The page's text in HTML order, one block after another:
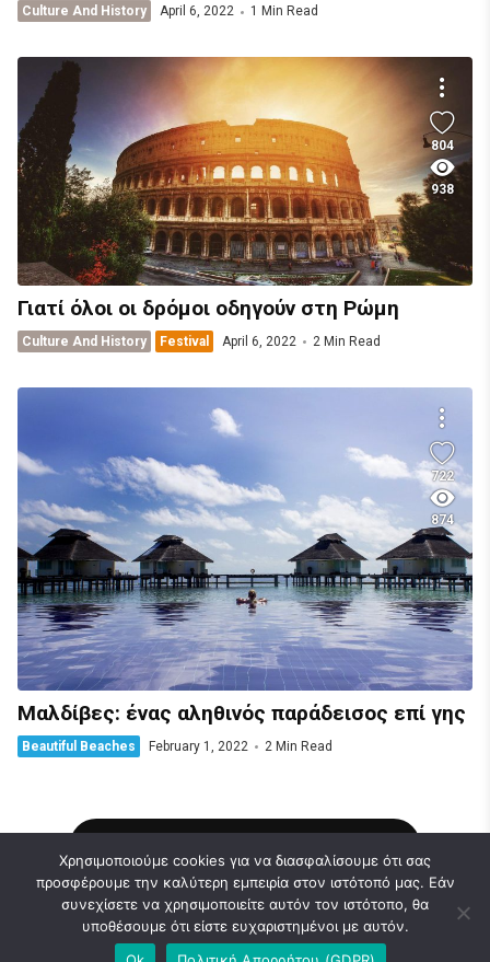
Culture And History April 6, 2022 1 Min Read
804
938
Γιατί όλοι οι δρόμοι οδηγούν στη Ρώμη
Culture And History Festival April 6, 2022 2 Min Read
722
874
Μαλδίβες: ένας αληθινός παράδεισος επί γης
Beautiful Beaches February 1, 2022 2 Min Read
© 2026 Caravel Travel Blog | Ideas | News. Designed & Developed by
Χρησιμοποιούμε cookies για να διασφαλίσουμε ότι σας
προσφέρουμε την καλύτερη εμπειρία στον ιστότοπό μας. Εάν
συνεχίσετε να χρησιμοποιείτε αυτόν τον ιστότοπο, θα
υποθέσουμε ότι είστε ευχαριστημένοι με αυτόν.